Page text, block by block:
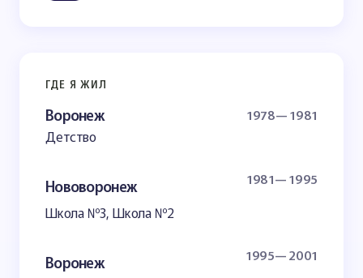
ГДЕ Я ЖИЛ
Воронеж 1978— 1981
Детство
Нововоронеж 1981— 1995
Школа №3, Школа №2
Воронеж 1995— 2001